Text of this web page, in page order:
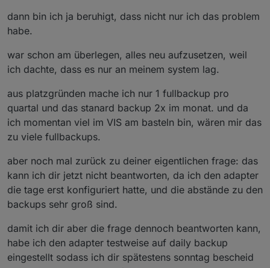
dann bin ich ja beruhigt, dass nicht nur ich das problem
habe.
war schon am überlegen, alles neu aufzusetzen, weil
ich dachte, dass es nur an meinem system lag.
aus platzgründen mache ich nur 1 fullbackup pro
quartal und das stanard backup 2x im monat. und da
ich momentan viel im VIS am basteln bin, wären mir das
zu viele fullbackups.
aber noch mal zurück zu deiner eigentlichen frage: das
kann ich dir jetzt nicht beantworten, da ich den adapter
die tage erst konfiguriert hatte, und die abstände zu den
backups sehr groß sind.
damit ich dir aber die frage dennoch beantworten kann,
habe ich den adapter testweise auf daily backup
eingestellt sodass ich dir spätestens sonntag bescheid